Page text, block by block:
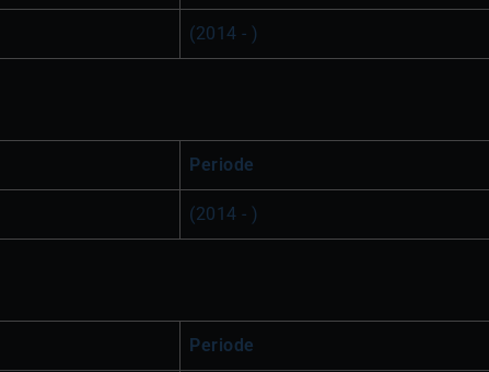
(2014 - )
Periode
(2014 - )
Periode